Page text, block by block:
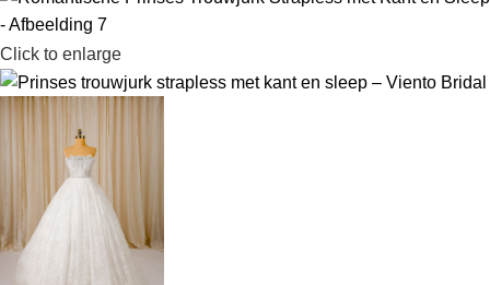
Click to enlarge